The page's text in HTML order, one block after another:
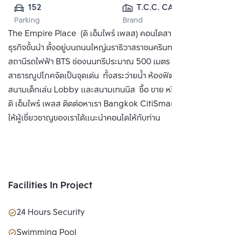
152
Parking
T.C.C. CAPITAL
LAND CO., LTD.
Brand
The Empire Place (ดิ เอ็มไพร์ เพลส) คอนโดสาทร ใกล้แหล่ง
ธุรกิจชั้นนำ ตั้งอยู่บนถนนใหญ่นราธิวาสราชนครินทร์ ห่างจาก
สถานีรถไฟฟ้า BTS ช่องนนทรีประมาณ 500 เมตร พร้อม
สาธารณูปโภคจัดเป็นจุดเด่น ทั้งสระว่ายน้ำ ห้องฟิตเนส 2 ห้อง
สนามเด็กเล่น Lobby และสนามเทนนิส ซื้อ ขาย หรือ เช่า คอนโด
ดิ เอ็มไพร์ เพลส ติดต่อหาเรา Bangkok CitiSmart ได้ทันที เพื่อ
ให้ผู้เชี่ยวชาญของเราได้แนะนำคอนโดให้กับท่าน
Facilities In Project
24 Hours Security